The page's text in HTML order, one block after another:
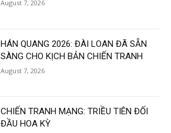
August 7, 2026
HÁN QUANG 2026: ĐÀI LOAN ĐÃ SẴN
SÀNG CHO KỊCH BẢN CHIẾN TRANH
August 7, 2026
CHIẾN TRANH MẠNG: TRIỀU TIÊN ĐỐI
ĐẦU HOA KỲ